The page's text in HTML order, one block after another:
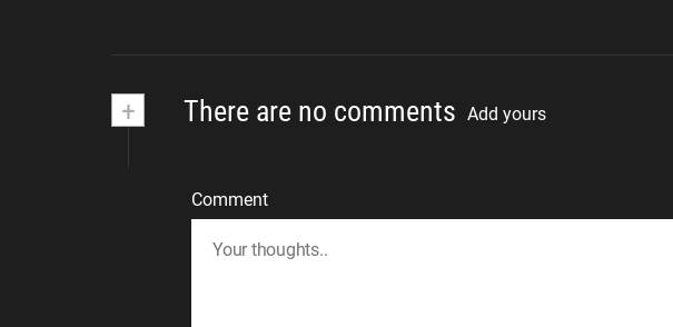
+ There are no comments Add yours
Comment